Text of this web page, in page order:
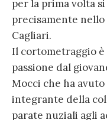
per la prima volta
precisamente
Cagliari.
Il cortometraggio
passione dal
Mocci che ha
integrante della
parate nuziali agli